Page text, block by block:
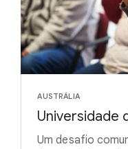
AUSTRÁLIA
Universidade
Um desafio